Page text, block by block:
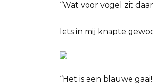
“Wat voor vogel zit
Iets in mij knapte
“Het is een blauwe